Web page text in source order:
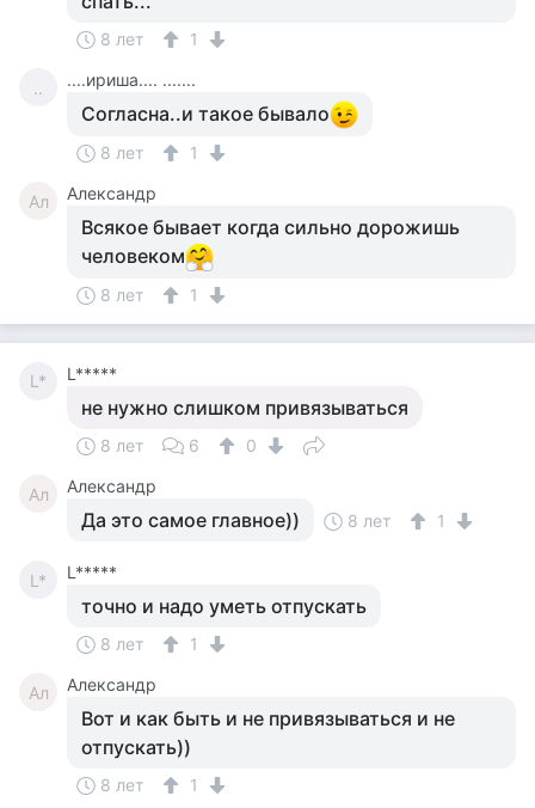
8 лет 1
.. ....ириша.... .......
Согласна..и такое бывало
8 лет 1
Ал Александр
Всякое бывает когда сильно дорожишь
человеком
8 лет 1
L* L*****
не нужно слишком привязываться
8 лет 6 0
Ал Александр
Да это самое главное)) 8 лет 1
L* L*****
точно и надо уметь отпускать
8 лет 1
Ал Александр
Вот и как быть и не привязываться и не
отпускать))
8 лет 1